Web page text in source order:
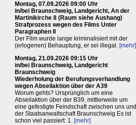
Montag, 07.09.2026 09:00 Uhr
in/bei Braunschweig, Landgericht, An der
Martinikirche 8 (Raum siehe Aushang)
Strafprozess wegen des Films Unter
Paragraphen II
Der Film wurde lange kriminalisiert mit der
(erlogenen) Behauptung, er sei illegal. [mehr]
Montag, 21.09.2026 09:15 Uhr
in/bei Braunschweig, Landgericht
Braunschweig
Wiederholung der Berufungsverhandlung
wegen Abseilaktion über der A39
Worum gehts? Ursprünglich um eine
Abseilaktion über der B39, mittlerweile um
eine gefestigte Feindschaft zwischen uns und
der Staatsanwaltschaft Braunschweig Es ist
schon viel passiert: 1. [mehr]